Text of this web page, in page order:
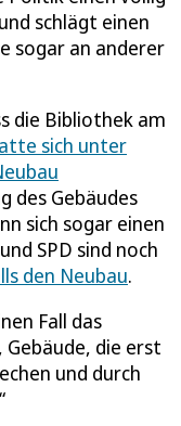
schlägt einen
sogar an anderer
die Bibliothek am
sich unter
des Gebäudes
sich sogar einen
SPD sind noch
den Neubau.
Fall das
die erst
und durch